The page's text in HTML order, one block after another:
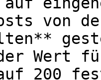
von
der Wert
200